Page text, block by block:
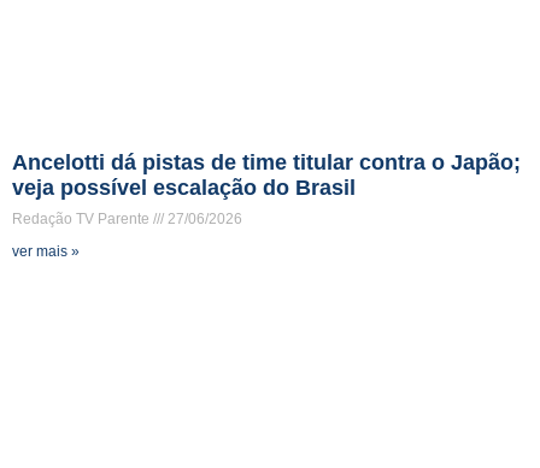
Ancelotti dá pistas de time titular contra o Japão;
veja possível escalação do Brasil
Redação TV Parente
27/06/2026
ver mais »